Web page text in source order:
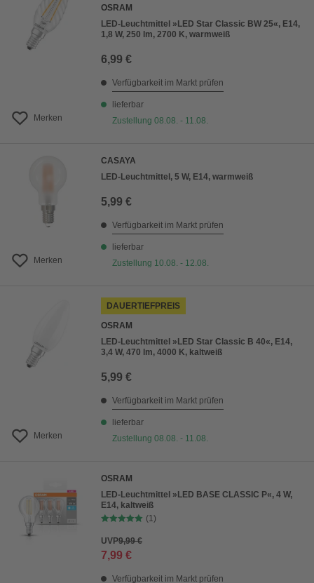
Merken
OSRAM
LED-Leuchtmittel »LED Star Classic BW 25«, E14,
1,8 W, 250 lm, 2700 K, warmweiß
6,99 €
Verfügbarkeit im Markt prüfen
lieferbar
Zustellung 08.08. - 11.08.
Merken
CASAYA
LED-Leuchtmittel, 5 W, E14, warmweiß
5,99 €
Verfügbarkeit im Markt prüfen
lieferbar
Zustellung 10.08. - 12.08.
Merken
DAUERTIEFPREIS
OSRAM
LED-Leuchtmittel »LED Star Classic B 40«, E14,
3,4 W, 470 lm, 4000 K, kaltweiß
5,99 €
Verfügbarkeit im Markt prüfen
lieferbar
Zustellung 08.08. - 11.08.
OSRAM
LED-Leuchtmittel »LED BASE CLASSIC P«, 4 W,
E14, kaltweiß
(1)
UVP9,99 €
7,99 €
Verfügbarkeit im Markt prüfen